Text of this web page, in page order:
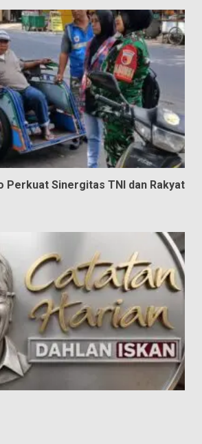
Perkuat Sinergitas TNI dan Rakyat